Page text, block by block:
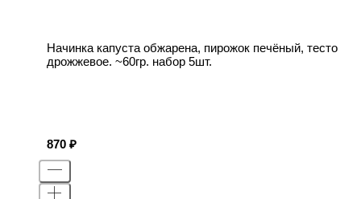
Начинка капуста обжарена, пирожок печёный, тесто
дрожжевое. ~60гр. набор 5шт.
870